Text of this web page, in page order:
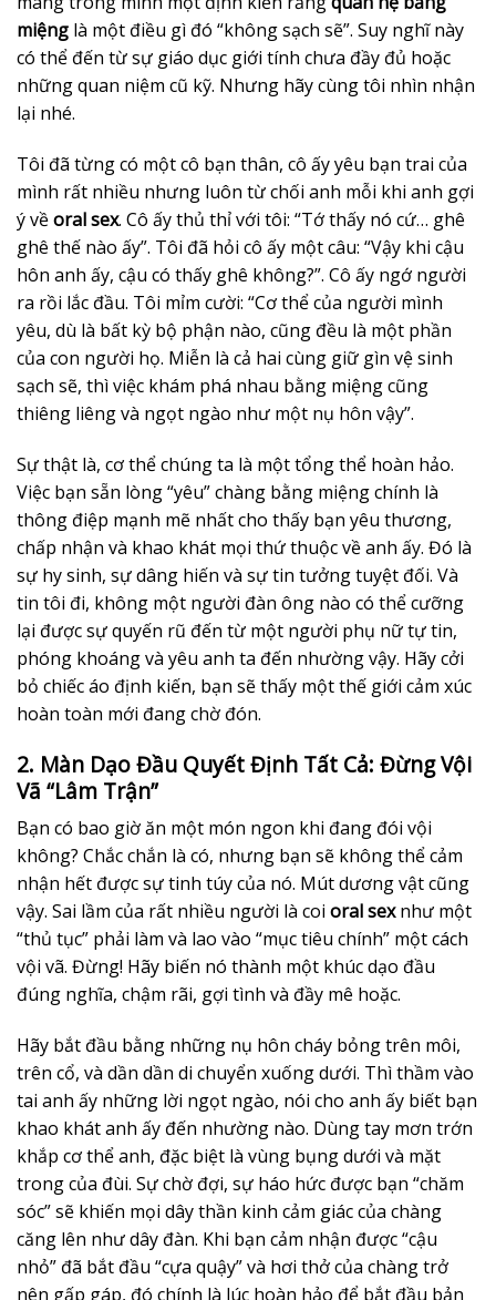
miệng là một điều gì đó “không sạch sẽ”. Suy nghĩ này
có thể đến từ sự giáo dục giới tính chưa đầy đủ hoặc
những quan niệm cũ kỹ. Nhưng hãy cùng tôi nhìn nhận
lại nhé.
Tôi đã từng có một cô bạn thân, cô ấy yêu bạn trai của
mình rất nhiều nhưng luôn từ chối anh mỗi khi anh gợi
ý vềoral sex. Cô ấy thủ thỉ với tôi: “Tớ thấy nó cứ… ghê
ghê thế nào ấy”. Tôi đã hỏi cô ấy một câu: “Vậy khi cậu
hôn anh ấy, cậu có thấy ghê không?”. Cô ấy ngớ người
ra rồi lắc đầu. Tôi mỉm cười: “Cơ thể của người mình
yêu, dù là bất kỳ bộ phận nào, cũng đều là một phần
của con người họ. Miễn là cả hai cùng giữ gìn vệ sinh
sạch sẽ, thì việc khám phá nhau bằng miệng cũng
thiêng liêng và ngọt ngào như một nụ hôn vậy”.
Sự thật là, cơ thể chúng ta là một tổng thể hoàn hảo.
Việc bạn sẵn lòng “yêu” chàng bằng miệng chính là
thông điệp mạnh mẽ nhất cho thấy bạn yêu thương,
chấp nhận và khao khát mọi thứ thuộc về anh ấy. Đó là
sự hy sinh, sự dâng hiến và sự tin tưởng tuyệt đối. Và
tin tôi đi, không một người đàn ông nào có thể cưỡng
lại được sự quyến rũ đến từ một người phụ nữ tự tin,
phóng khoáng và yêu anh ta đến nhường vậy. Hãy cởi
bỏ chiếc áo định kiến, bạn sẽ thấy một thế giới cảm xúc
hoàn toàn mới đang chờ đón.
2. Màn Dạo Đầu Quyết Định Tất Cả: Đừng Vội
Vã “Lâm Trận”
Bạn có bao giờ ăn một món ngon khi đang đói vội
không? Chắc chắn là có, nhưng bạn sẽ không thể cảm
nhận hết được sự tinh túy của nó. Mút dương vật cũng
vậy. Sai lầm của rất nhiều người là coi oral sexnhư một
“thủ tục” phải làm và lao vào “mục tiêu chính” một cách
vội vã. Đừng! Hãy biến nó thành một khúc dạo đầu
đúng nghĩa, chậm rãi, gợi tình và đầy mê hoặc.
Hãy bắt đầu bằng những nụ hôn cháy bỏng trên môi,
trên cổ, và dần dần di chuyển xuống dưới. Thì thầm vào
tai anh ấy những lời ngọt ngào, nói cho anh ấy biết bạn
khao khát anh ấy đến nhường nào. Dùng tay mơn trớn
khắp cơ thể anh, đặc biệt là vùng bụng dưới và mặt
trong của đùi. Sự chờ đợi, sự háo hức được bạn “chăm
sóc” sẽ khiến mọi dây thần kinh cảm giác của chàng
căng lên như dây đàn. Khi bạn cảm nhận được “cậu
nhỏ” đã bắt đầu “cựa quậy” và hơi thở của chàng trở
nên gấp gáp, đó chính là lúc hoàn hảo để bắt đầu bản